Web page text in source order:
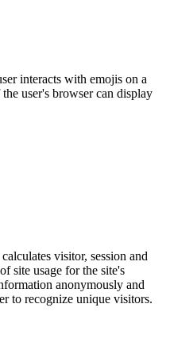
interacts with emojis on a
user's browser can display
visitor, session and
site usage for the site's
anonymously and
to recognize unique visitors.